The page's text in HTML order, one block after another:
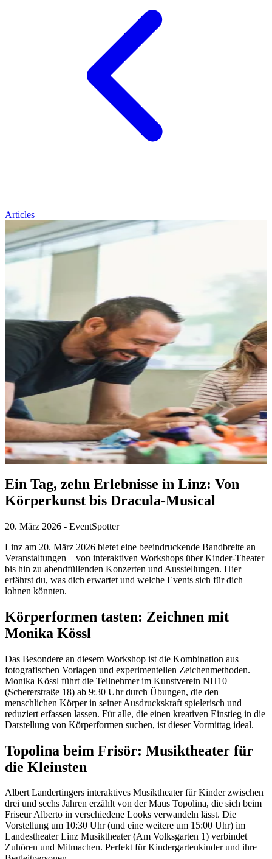
Articles
Ein Tag, zehn Erlebnisse in Linz: Von
Körperkunst bis Dracula-Musical
20. März 2026 - EventSpotter
Linz am 20. März 2026 bietet eine beeindruckende Bandbreite an
Veranstaltungen – von interaktiven Workshops über Kinder-Theater
bis hin zu abendfüllenden Konzerten und Ausstellungen. Hier
erfährst du, was dich erwartet und welche Events sich für dich
lohnen könnten.
Körperformen tasten: Zeichnen mit
Monika Kössl
Das Besondere an diesem Workshop ist die Kombination aus
fotografischen Vorlagen und experimentellen Zeichenmethoden.
Monika Kössl führt die Teilnehmer im Kunstverein NH10
(Schererstraße 18) ab 9:30 Uhr durch Übungen, die den
menschlichen Körper in seiner Ausdruckskraft spielerisch und
reduziert erfassen lassen. Für alle, die einen kreativen Einstieg in die
Darstellung von Körperformen suchen, ist dieser Vormittag ideal.
Topolina beim Frisör: Musiktheater für
die Kleinsten
Albert Landertingers interaktives Musiktheater für Kinder zwischen
drei und sechs Jahren erzählt von der Maus Topolina, die sich beim
Friseur Alberto in verschiedene Looks verwandeln lässt. Die
Vorstellung um 10:30 Uhr (und eine weitere um 15:00 Uhr) im
Landestheater Linz Musiktheater (Am Volksgarten 1) verbindet
Zuhören und Mitmachen. Perfekt für Kindergartenkinder und ihre